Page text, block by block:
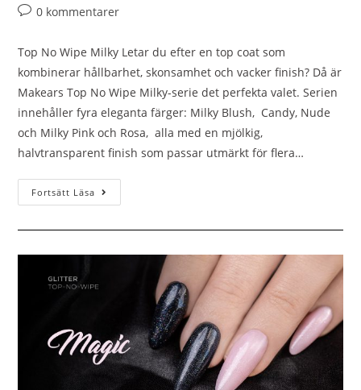
0 kommentarer
Top No Wipe Milky Letar du efter en top coat som
kombinerar hållbarhet, skonsamhet och vacker finish? Då är
Makears Top No Wipe Milky-serie det perfekta valet. Serien
innehåller fyra eleganta färger: Milky Blush, Candy, Nude
och Milky Pink och Rosa, alla med en mjölkig,
halvtransparent finish som passar utmärkt för flera…
Fortsätt Läsa